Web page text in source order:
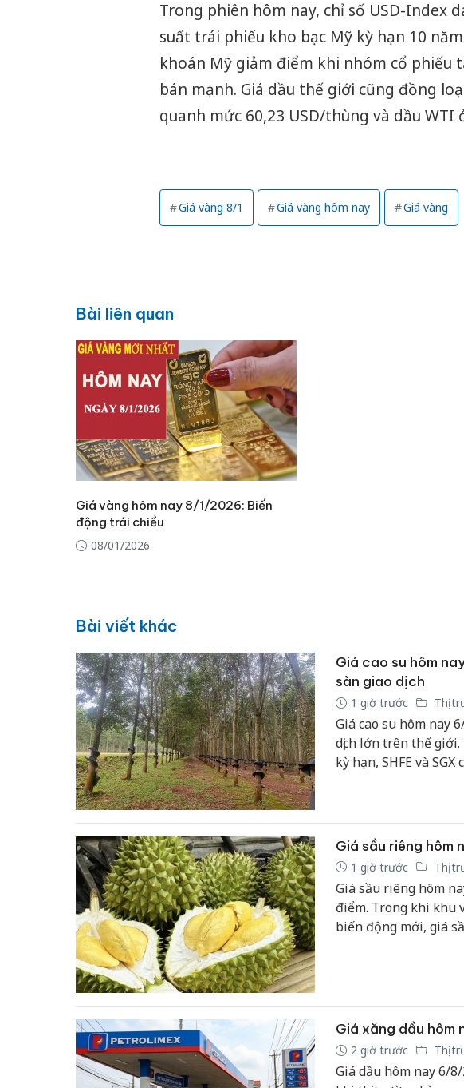
Trong phiên hôm nay, chỉ số USD-Index
suất trái phiếu kho bạc Mỹ kỳ hạn 10
khoán Mỹ giảm điểm khi nhóm cổ phiếu
bán mạnh. Giá dầu thế giới cũng đồng
quanh mức 60,23 USD/thùng và dầu WTI
Giá vàng 8/1 Giá vàng hôm nay Giá vàng
Bài liên quan
Giá vàng hôm nay 8/1/2026: Biến
động trái chiều
08/01/2026
Bài viết khác
Giá cao su hôm
sàn giao dịch
1 giờ trước Thị
Giá cao su hôm nay
dịch lớn trên thế
kỳ hạn, SHFE và
Giá sầu riêng hôm
1 giờ trước Thị
Giá sầu riêng hôm
điểm. Trong khi khu
biến động mới, giá
Giá xăng dầu hôm
2 giờ trước Thị
Giá dầu hôm nay 6/